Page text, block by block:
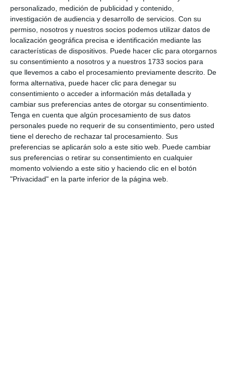
personalizado, medición de publicidad y contenido,
investigación de audiencia y desarrollo de servicios. Con su
permiso, nosotros y nuestros socios podemos utilizar datos de
localización geográfica precisa e identificación mediante las
características de dispositivos. Puede hacer clic para otorgarnos
su consentimiento a nosotros y a nuestros 1733 socios para
que llevemos a cabo el procesamiento previamente descrito. De
forma alternativa, puede hacer clic para denegar su
consentimiento o acceder a información más detallada y
cambiar sus preferencias antes de otorgar su consentimiento.
Tenga en cuenta que algún procesamiento de sus datos
personales puede no requerir de su consentimiento, pero usted
tiene el derecho de rechazar tal procesamiento. Sus
preferencias se aplicarán solo a este sitio web. Puede cambiar
sus preferencias o retirar su consentimiento en cualquier
momento volviendo a este sitio y haciendo clic en el botón
"Privacidad" en la parte inferior de la página web.